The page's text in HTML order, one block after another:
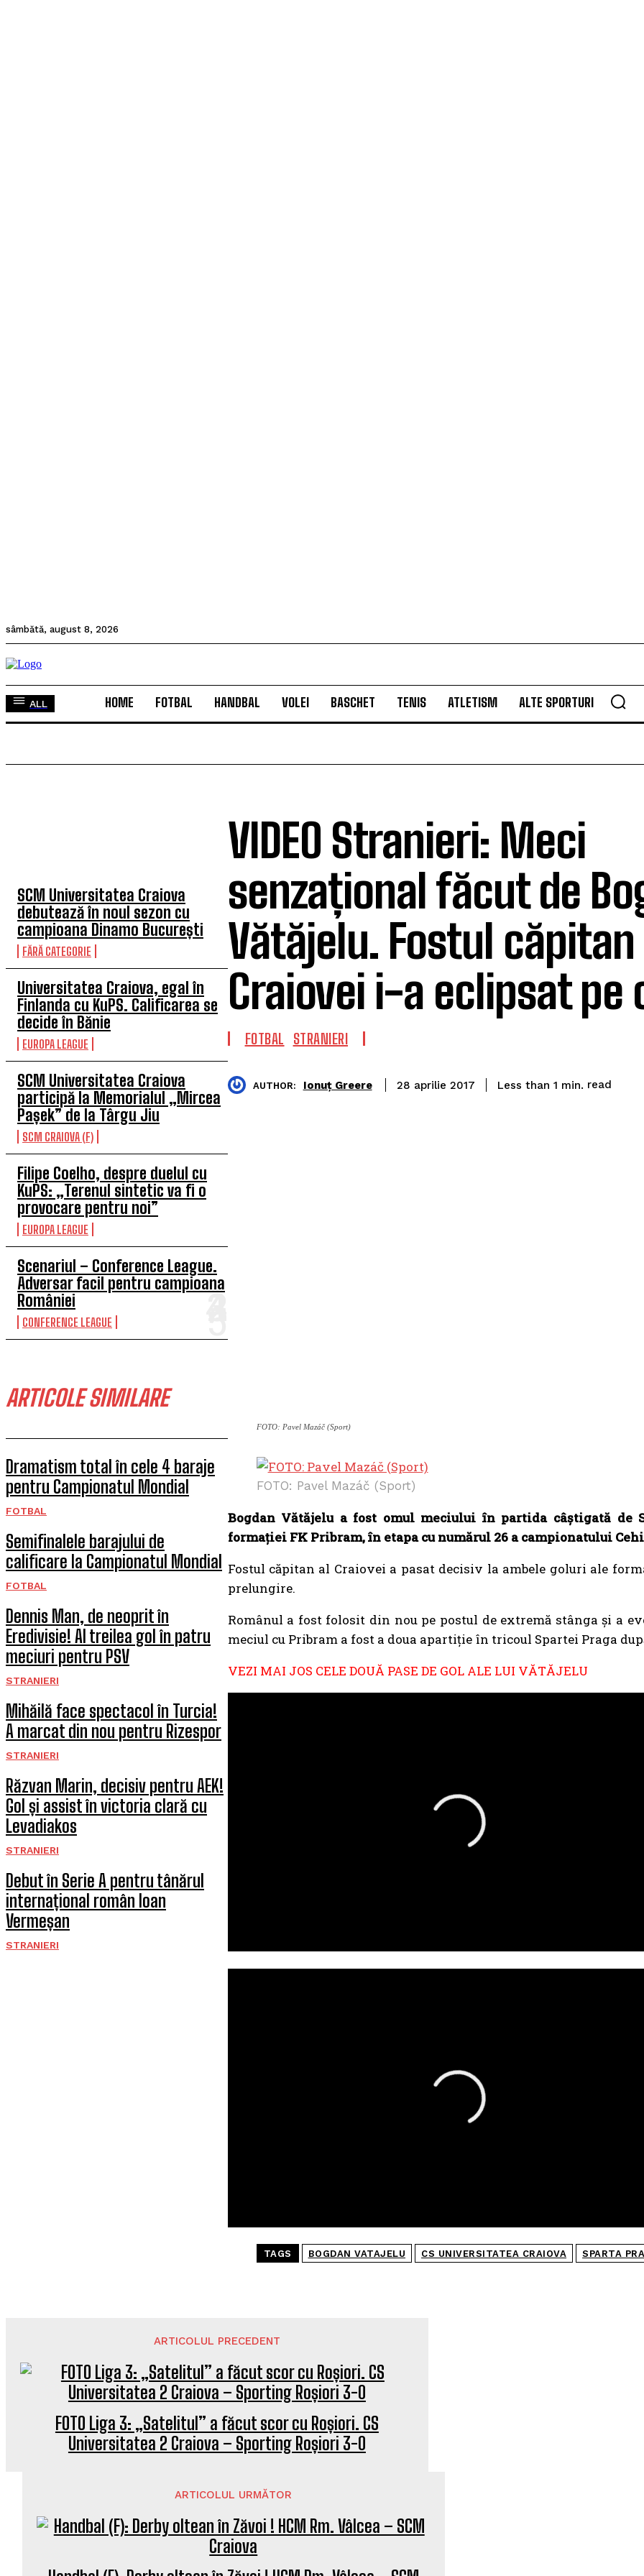
sâmbătă, august 8, 2026
ALL HOME FOTBAL HANDBAL VOLEI BASCHET TENIS ATLETISM ALTE SPORTURI
SCM Universitatea Craiova
debutează în noul sezon cu
campioana Dinamo București
FĂRĂ CATEGORIE
Universitatea Craiova, egal în
Finlanda cu KuPS. Calificarea se
decide în Bănie
EUROPA LEAGUE
SCM Universitatea Craiova
participă la Memorialul „Mircea
Pașek” de la Târgu Jiu
SCM CRAIOVA (F)
Filipe Coelho, despre duelul cu
KuPS: „Terenul sintetic va fi o
provocare pentru noi”
EUROPA LEAGUE
Scenariul – Conference League.
Adversar facil pentru campioana
României
CONFERENCE LEAGUE
ARTICOLE SIMILARE
Dramatism total în cele 4 baraje
pentru Campionatul Mondial
FOTBAL
Semifinalele barajului de
calificare la Campionatul Mondial
FOTBAL
Dennis Man, de neoprit în
Eredivisie! Al treilea gol în patru
meciuri pentru PSV
STRANIERI
Mihăilă face spectacol în Turcia!
A marcat din nou pentru Rizespor
STRANIERI
Răzvan Marin, decisiv pentru AEK!
Gol și assist în victoria clară cu
Levadiakos
STRANIERI
Debut în Serie A pentru tânărul
internațional român Ioan
Vermeșan
STRANIERI
VIDEO Stranieri: Meci
senzațional făcut de
Vătăjelu. Fostul
Craiovei i-a eclipsat pe
FOTBAL STRANIERI
AUTHOR: Ionuț Greere 28 aprilie 2017 Less than 1 min. read
FOTO: Pavel Mazáč (Sport)
FOTO: Pavel Mazáč (Sport)
Bogdan Vătăjelu a fost omul meciului în partida câștigată de
formației FK Pribram, în etapa cu numărul 26 a campionatului
Fostul căpitan al Craiovei a pasat decisiv la ambele goluri ale
prelungire.
Românul a fost folosit din nou pe postul de extremă stânga și a
meciul cu Pribram a fost a doua apartiție în tricoul Spartei Praga
VEZI MAI JOS CELE DOUĂ PASE DE GOL ALE LUI VĂTĂJELU
TAGS BOGDAN VATAJELU CS UNIVERSITATEA CRAIOVA SPARTA
ARTICOLUL PRECEDENT
FOTO Liga 3: „Satelitul” a făcut scor cu Roșiori. CS
Universitatea 2 Craiova – Sporting Roșiori 3-0
ARTICOLUL URMĂTOR